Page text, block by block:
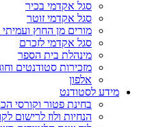
סגל אקדמי בכיר
סגל אקדמי זוטר
מורים מן החוץ
סגל אקדמי לזכרם
מינהלת בית הספר
מזכירות סטודנטים
אלפון
מידע לסטודנט
בחינת פטור וקורסי
הנחיות ולוז לרישום